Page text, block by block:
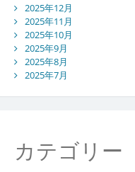
2025年12月
2025年11月
2025年10月
2025年9月
2025年8月
2025年7月
カテゴリー